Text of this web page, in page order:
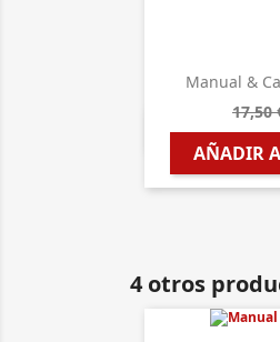
Manual &
17,50
AÑADIR

4 otros